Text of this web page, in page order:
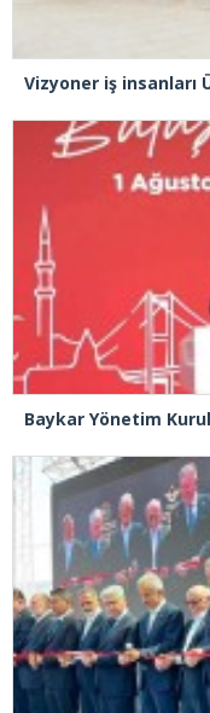
Vizyoner iş insanları